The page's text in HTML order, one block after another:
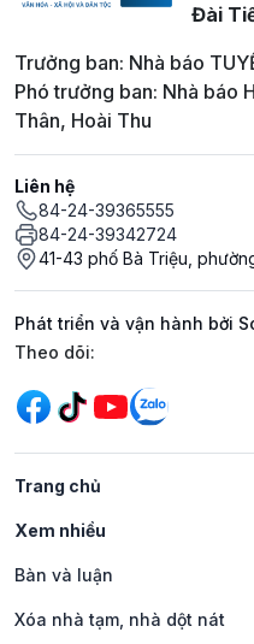
Đài
Trưởng ban: Nhà báo
Phó trưởng ban: Nhà báo
Thân, Hoài Thu
Liên hệ
84-24-39365555
84-24-39342724
41-43 phố Bà Triệu,
Phát triển và vận hành bởi
Mạng xã hội
Theo dõi:
Trang chủ
Xem nhiều
Bàn và luận
Xóa nhà tạm, nhà dột nát